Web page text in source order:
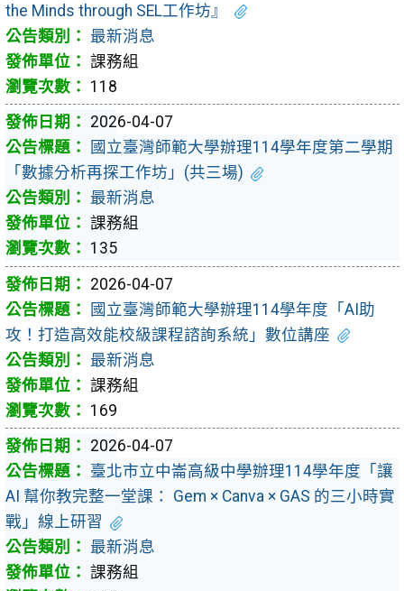
the Minds through SEL工作坊』
最新消息
課務組
118
2026-04-07
國立臺灣師範大學辦理114學年度第二學期
「數據分析再探工作坊」(共三場)
最新消息
課務組
135
2026-04-07
國立臺灣師範大學辦理114學年度「AI助
攻！打造高效能校級課程諮詢系統」數位講座
最新消息
課務組
169
2026-04-07
臺北市立中崙高級中學辦理114學年度「讓
AI 幫你教完整一堂課： Gem × Canva × GAS 的三小時實
戰」線上研習
最新消息
課務組